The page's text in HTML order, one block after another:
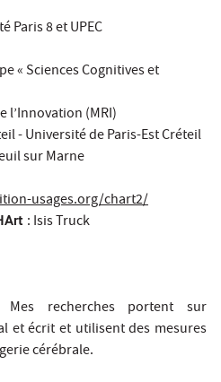
Paris 8 et UPEC
« Sciences Cognitives et
l’Innovation (MRI)
- Université de Paris-Est Créteil
sur Marne
usages.org/chart2/
: Isis Truck
Mes recherches portent sur
et écrit et utilisent des mesures
cérébrale.